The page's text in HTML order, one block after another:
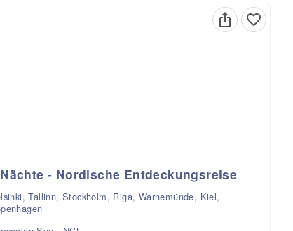
- Nordische Entdeckungsreise
Tallinn, Stockholm, Riga, Warnemünde, Kiel,